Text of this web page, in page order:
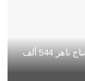
شمندر دكالة يسجل موسما قياسيا بإنتاج ناهز 544 ألف